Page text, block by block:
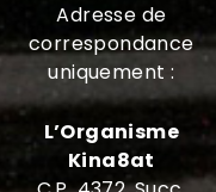
Adresse de
correspondance
uniquement :
L’Organisme
Kina8at